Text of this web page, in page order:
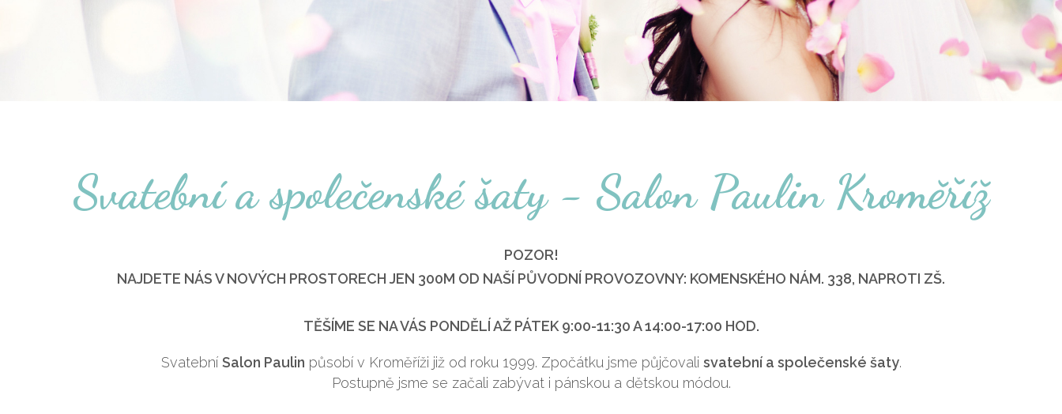
Svatební a společenské šaty - Salon Paulin Kroměříž
POZOR!
NAJDETE NÁS V NOVÝCH PROSTORECH JEN 300M OD NAŠÍ PŮVODNÍ PROVOZOVNY: KOMENSKÉHO NÁM. 338, NAPROTI ZŠ.
TĚŠÍME SE NA VÁS PONDĚLÍ AŽ PÁTEK 9:00-11:30 A 14:00-17:00 HOD.
Svatební Salon Paulin působí v Kroměříži již od roku 1999. Zpočátku jsme půjčovali svatební a společenské šaty.
Postupně jsme se začali zabývat i pánskou a dětskou módou.